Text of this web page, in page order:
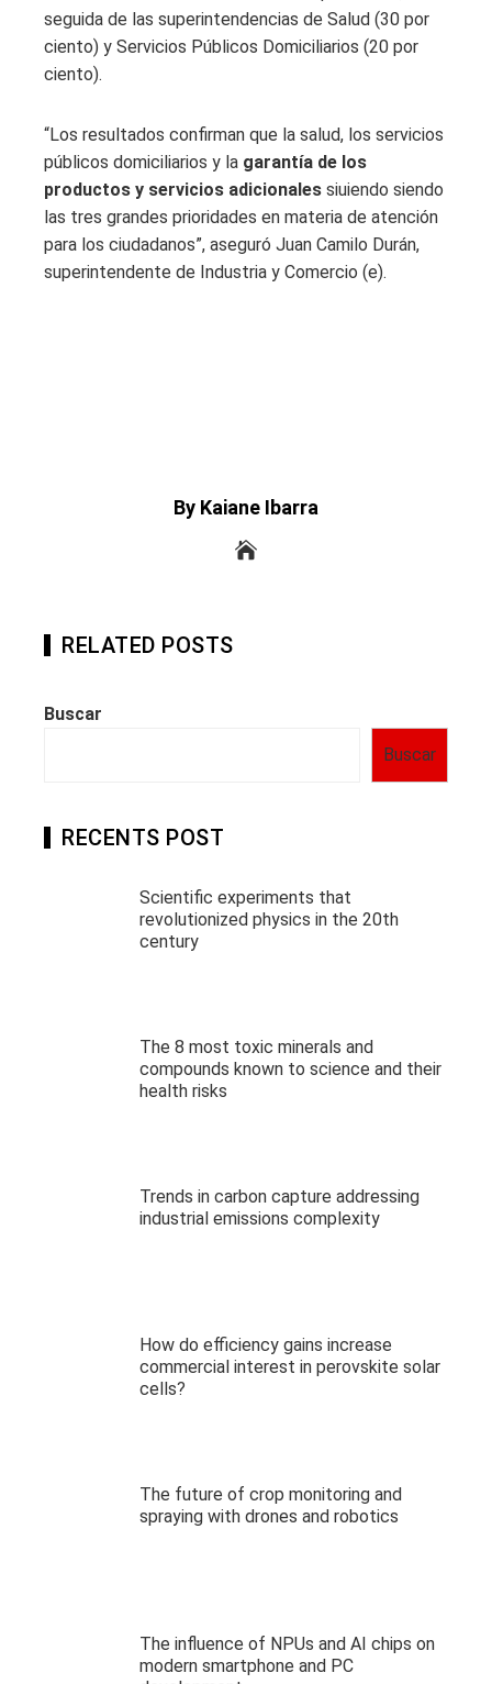
seguida de las superintendencias de Salud (30 por
ciento) y Servicios Públicos Domiciliarios (20 por
ciento).
“Los resultados confirman que la salud, los servicios
públicos domiciliarios y la garantía de los
productos y servicios adicionales siuiendo siendo
las tres grandes prioridades en materia de atención
para los ciudadanos”, aseguró Juan Camilo Durán,
superintendente de Industria y Comercio (e).
By Kaiane Ibarra
RELATED POSTS
Buscar
Buscar
RECENTS POST
Scientific experiments that
revolutionized physics in the 20th
century
The 8 most toxic minerals and
compounds known to science and their
health risks
Trends in carbon capture addressing
industrial emissions complexity
How do efficiency gains increase
commercial interest in perovskite solar
cells?
The future of crop monitoring and
spraying with drones and robotics
The influence of NPUs and AI chips on
modern smartphone and PC